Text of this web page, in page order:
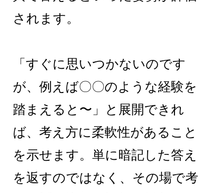
されます。
「すぐに思いつかないのです
が、例えば〇〇のような経験を
踏まえると〜」と展開できれ
ば、考え方に柔軟性があること
を示せます。単に暗記した答え
を返すのではなく、その場で考